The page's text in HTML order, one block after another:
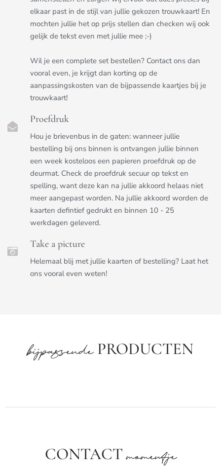
elkaar past in de stijl van jullie gekozen trouwkaart! En
mochten jullie het op prijs stellen dan checken wij ook
gelijk de tekst even met jullie mee ;-)
Wil je een complete set bestellen? Contact ons dan
vooral even, je krijgt dan korting op de
aanpassingskosten van de bijpassende kaartjes bij je
trouwkaart!
Proefdruk
Hou je brievenbus in de gaten: wanneer jullie
bestelling bij ons binnen is ontvangen jullie binnen
een week kosteloos een papieren proefdruk op de
deurmat. Check de proefdruk secuur op tekst en
spelling, want deze kan na jullie akkoord helaas niet
meer aangepast worden. Na jullie akkoord worden de
kaarten defintief gedrukt en binnen 10 - 25
werkdagen geleverd.
Take a picture
Helemaal blij met jullie kaarten of bestelling? Laat het
ons vooral even weten!
bijpassendePRODUCTEN
CONTACTmomentje